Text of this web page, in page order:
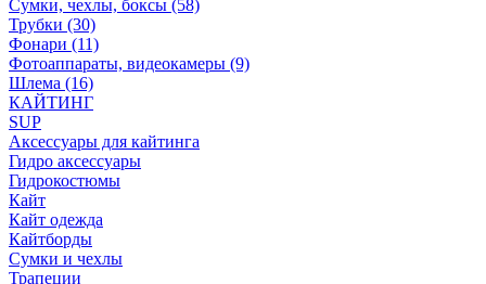
Сумки, чехлы, боксы (58)
Трубки (30)
Фонари (11)
Фотоаппараты, видеокамеры (9)
Шлема (16)
КАЙТИНГ
SUP
Аксессуары для кайтинга
Гидро аксессуары
Гидрокостюмы
Кайт
Кайт одежда
Кайтборды
Сумки и чехлы
Трапеции